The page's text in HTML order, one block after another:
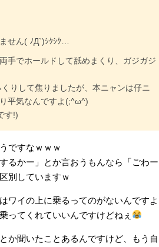
せん( ﾉД`)ｼｸｼｸ…
手でホールドして舐めまくり、ガジガジ
りして焦りましたが、本ニャンは仔ニ
平気なんですよ(;^ω^)
す!)
ですなｗｗｗ
るかー」とか言おうもんなら「ごわー
別していますｗ
ワイの上に乗るってのがないんですよ
てくれていいんですけどねぇ
か聞いたことあるんですけど、もう自